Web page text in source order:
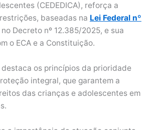
(CEDEDICA), reforça a
baseadas na Lei Federal nº
Decreto nº 12.385/2025, e sua
o ECA e a Constituição.
os princípios da prioridade
integral, que garantem a
das crianças e adolescentes em